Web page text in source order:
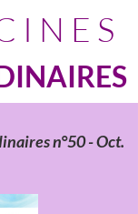
I N E S
n°50 - Oct.